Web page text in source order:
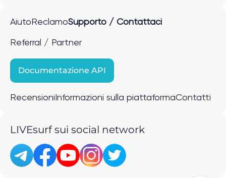
Aiuto ReclamoSupporto / Contattaci
Referral / Partner
Documentazione API
Recensioni Informazioni sulla piattaformaContatti
LIVEsurf sui social network